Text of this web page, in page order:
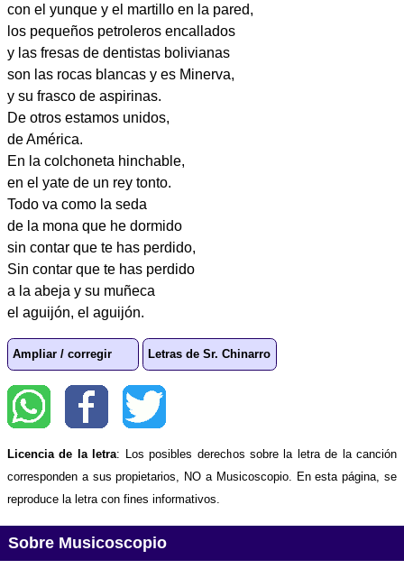
con el yunque y el martillo en la pared,
los pequeños petroleros encallados
y las fresas de dentistas bolivianas
son las rocas blancas y es Minerva,
y su frasco de aspirinas.
De otros estamos unidos,
de América.
En la colchoneta hinchable,
en el yate de un rey tonto.
Todo va como la seda
de la mona que he dormido
sin contar que te has perdido,
Sin contar que te has perdido
a la abeja y su muñeca
el aguijón, el aguijón.
Ampliar / corregir Letras de Sr. Chinarro
Licencia de la letra: Los posibles derechos sobre la letra de la canción
corresponden a sus propietarios, NO a Musicoscopio. En esta página, se
reproduce la letra con fines informativos.
Sobre Musicoscopio